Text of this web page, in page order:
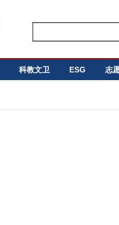
科教文卫 ESG 志